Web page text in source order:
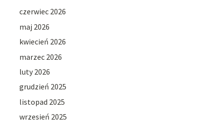
czerwiec 2026
maj 2026
kwiecień 2026
marzec 2026
luty 2026
grudzień 2025
listopad 2025
wrzesień 2025